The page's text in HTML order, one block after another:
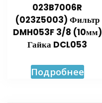
023B7006R
(023Z5003) Фильтр
DMH053F 3/8 (10мм)
Гайка DCL053
Подробнее